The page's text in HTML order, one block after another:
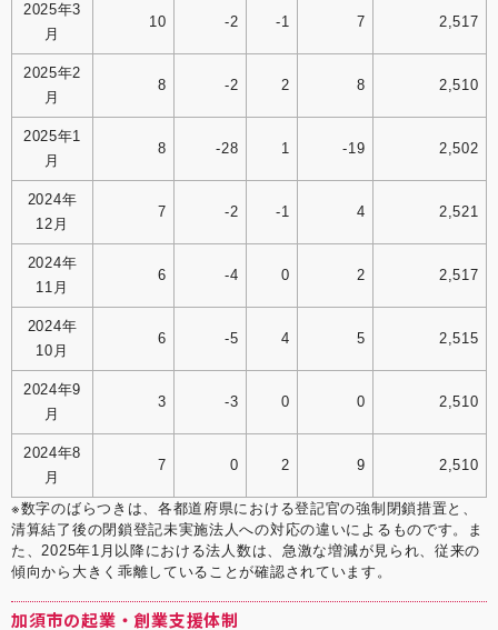
2025年3
月
10 -2 -1 7 2,517
2025年2
月
8 -2 2 8 2,510
2025年1
月
8 -28 1 -19 2,502
2024年
12月
7 -2 -1 4 2,521
2024年
11月
6 -4 0 2 2,517
2024年
10月
6 -5 4 5 2,515
2024年9
月
3 -3 0 0 2,510
2024年8
月
7 0 2 9 2,510
※数字のばらつきは、各都道府県における登記官の強制閉鎖措置と、
清算結了後の閉鎖登記未実施法人への対応の違いによるものです。ま
た、2025年1月以降における法人数は、急激な増減が見られ、従来の
傾向から大きく乖離していることが確認されています。
加須市の起業・創業支援体制